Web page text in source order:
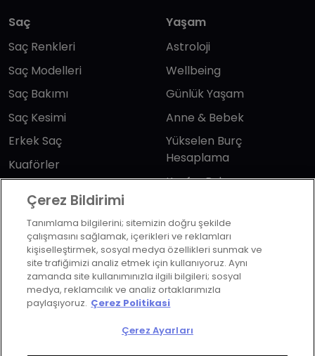
Saç
Saç Renkleri
Saç Modelleri
Saç Bakımı
Saç Kesimi
Erkek Saç
Kuaförler
Yaşam
Astroloji
Wellbeing
Günlük Yaşam
Anne & Bebek
Yükselen Burç
Hesaplama
Kuafor Bulma
Bizi takip edin
KVKK Başvuru Formu
Kullanım Şart ve Koşulları
Çerez Bildirimi
Tanımlama bilgilerini; sitemizin doğru şekilde
çalışmasını sağlamak, içerikleri ve reklamları
kişiselleştirmek, sosyal medya özellikleri sunmak ve
site trafiğimizi analiz etmek için kullanıyoruz. Aynı
zamanda site kullanımınızla ilgili bilgileri; sosyal
medya, reklamcılık ve analiz ortaklarımızla
paylaşıyoruz. Çerez Politikasi
Çerez Ayarları